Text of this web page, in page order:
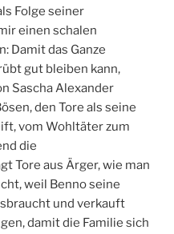
Folge seiner
einen schalen
Damit das Ganze
gut bleiben kann,
Sascha Alexander
den Tore als seine
vom Wohltäter zum
die
Tore aus Ärger, wie man
weil Benno seine
und verkauft
damit die Familie sich